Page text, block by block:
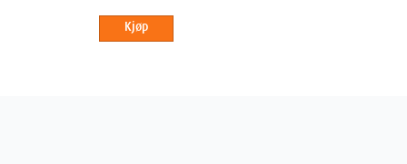
Crohns sykdom)Kjøp